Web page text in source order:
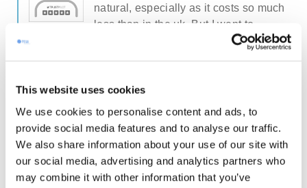
This website uses cookies
We use cookies to personalise content and ads, to
provide social media features and to analyse our traffic.
We also share information about your use of our site with
our social media, advertising and analytics partners who
may combine it with other information that you’ve
natural, especially as it costs so much
less than in the uk. But I went to
Lithuania completely ready to walk
at ease. The level of expertise and
cleanliness is every bit as good as
private healthcare in the uk! The staff
were informative and caring and spoke
great english. My surgery went well